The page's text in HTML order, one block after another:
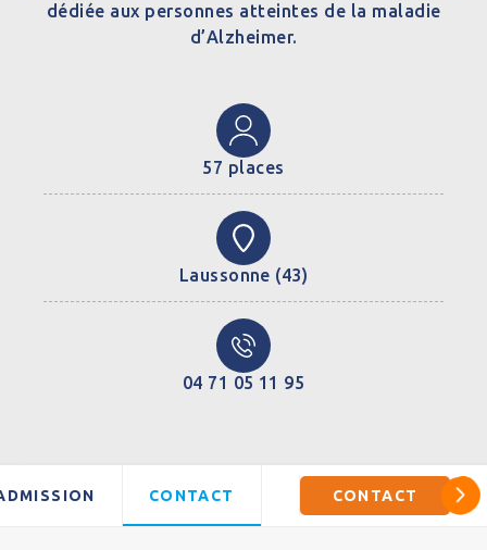
dédiée aux personnes atteintes de la maladie
d’Alzheimer.
57 places
Laussonne (43)
04 71 05 11 95
CONTACT CONTACT